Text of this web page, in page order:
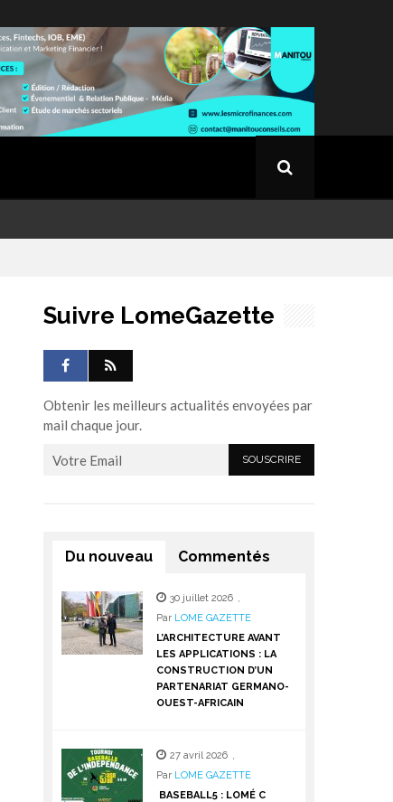
Suivre LomeGazette
Obtenir les meilleurs actualités envoyées par
mail chaque jour.
Du nouveau Commentés
30 juillet 2026 ,
Par LOME GAZETTE
L’ARCHITECTURE AVANT
LES APPLICATIONS : LA
CONSTRUCTION D’UN
PARTENARIAT GERMANO-
OUEST-AFRICAIN
27 avril 2026 ,
Par LOME GAZETTE
BASEBALL5 : LOMÉ C